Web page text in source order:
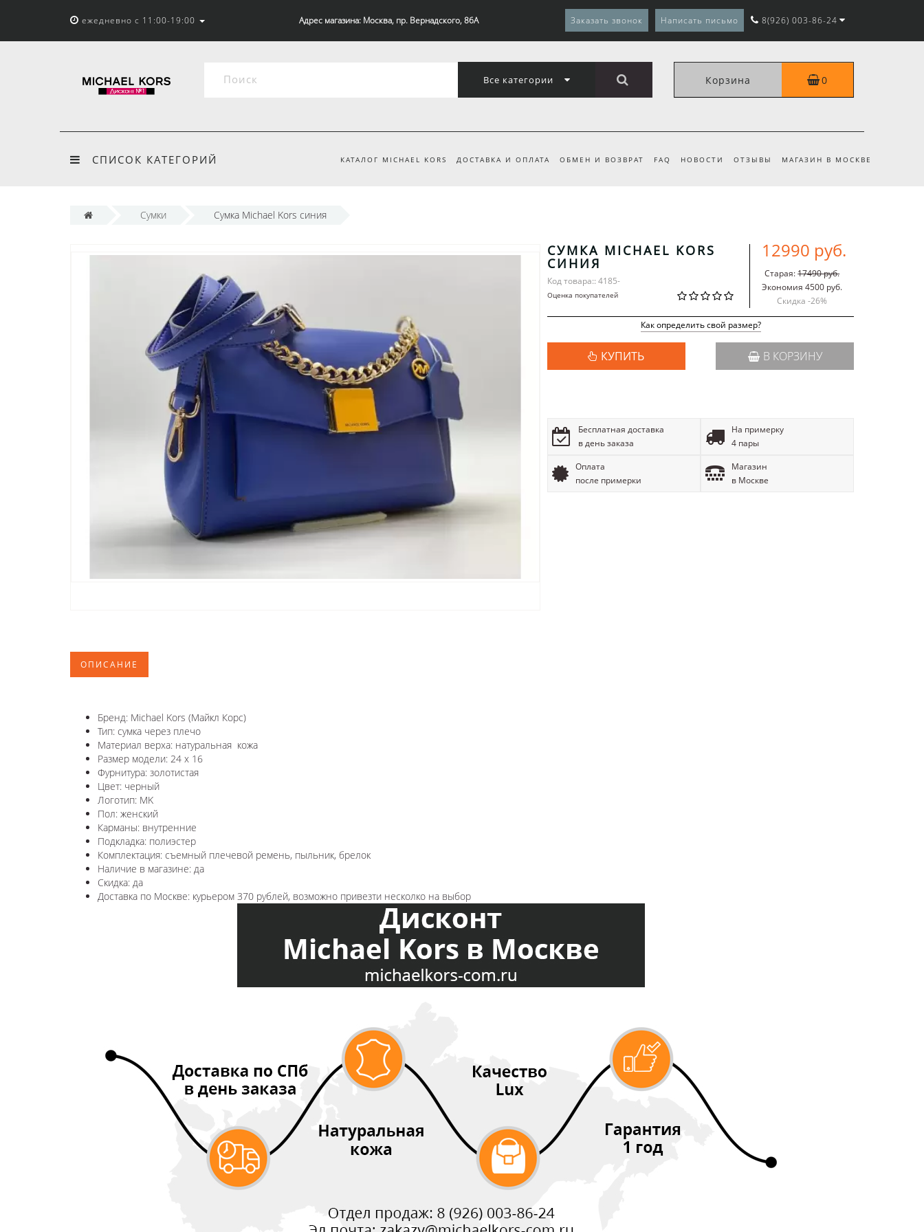
ежедневно с 11:00-19:00 Адрес магазина: Москва, пр. Вернадского, 86А Заказать звонок Написать письмо 8(926) 003-86-24
Все категории Корзина 0
СПИСОК КАТЕГОРИЙ КАТАЛОГ MICHAEL KORS ДОСТАВКА И ОПЛАТА ОБМЕН И ВОЗВРАТ FAQ НОВОСТИ ОТЗЫВЫ МАГАЗИН В МОСКВЕ
Сумки Сумка Michael Kors синия
СУМКА MICHAEL KORS
СИНИЯ
Код товара:: 4185-
Оценка покупателей
12990 руб.
Старая:17490 руб.
Экономия 4500 руб.
Скидка -26%
Как определить свой размер?
КУПИТЬ В КОРЗИНУ
Бесплатная доставка
в день заказа
На примерку
4 пары
Оплата
после примерки
Магазин
в Москве
ОПИСАНИЕ
Бренд: Michael Kors (Майкл Корс)
Тип: сумка через плечо
Материал верха: натуральная кожа
Размер модели: 24 x 16
Фурнитура: золотистая
Цвет: черный
Логотип: MK
Пол: женский
Карманы: внутренние
Подкладка: полиэстер
Комплектация: съемный плечевой ремень, пыльник, брелок
Наличие в магазине: да
Скидка: да
Доставка по Москве: курьером 370 рублей, возможно привезти несколко на выбор